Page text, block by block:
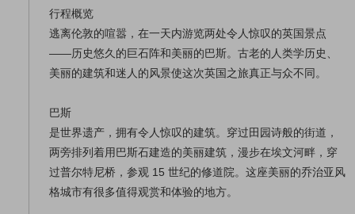
行程概览
逃离伦敦的喧嚣，在一天内游览两处令人惊叹的英国景点
——历史悠久的巨石阵和美丽的巴斯。古老的人类学历史、
美丽的建筑和迷人的风景使这次英国之旅真正与众不同。
巴斯
是世界遗产，拥有令人惊叹的建筑。穿过田园诗般的街道，
两旁排列着用巴斯石建造的美丽建筑，漫步在埃文河畔，穿
过普尔特尼桥，参观 15 世纪的修道院。这座美丽的乔治亚风
格城市有很多值得观赏和体验的地方。